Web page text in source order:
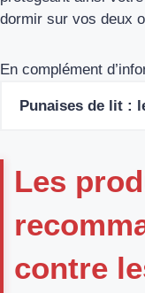
dormir sur vos deux
En complément
Punaises de lit :
Les
contre